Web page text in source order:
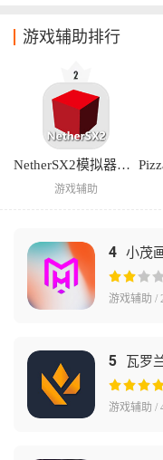
游戏辅助排行
NetherSX2模拟器汉化版
游戏辅助
4 小茂
游戏辅助 /
5 瓦罗
游戏辅助 /